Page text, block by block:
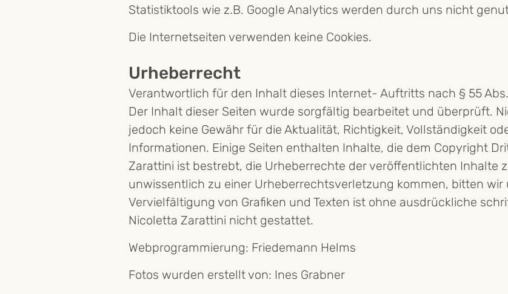
Statistiktools wie z.B. Google Analytics werden durch uns nicht
Die Internetseiten verwenden keine Cookies.
Urheberrecht
Verantwortlich für den Inhalt dieses Internet- Auftritts nach § 55
Der Inhalt dieser Seiten wurde sorgfältig bearbeitet und überprüft.
jedoch keine Gewähr für die Aktualität, Richtigkeit, Vollständigkeit
Informationen. Einige Seiten enthalten Inhalte, die dem Copyright
Zarattini ist bestrebt, die Urheberrechte der veröffentlichten Inhalte
unwissentlich zu einer Urheberrechtsverletzung kommen, bitten wir
Vervielfältigung von Grafiken und Texten ist ohne ausdrückliche
Nicoletta Zarattini nicht gestattet.
Webprogrammierung: Friedemann Helms
Fotos wurden erstellt von: Ines Grabner